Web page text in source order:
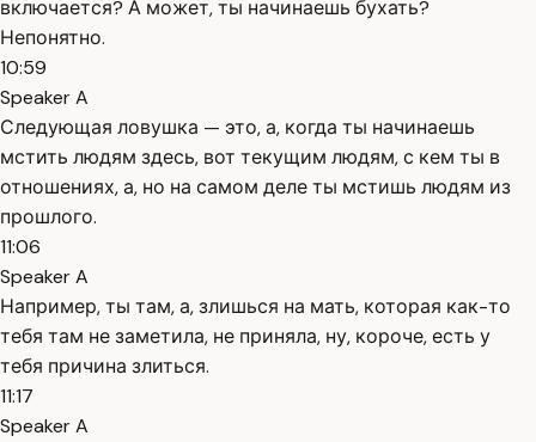
включается? А может, ты начинаешь бухать?
Непонятно.
10:59
Speaker A
Следующая ловушка — это, а, когда ты начинаешь
мстить людям здесь, вот текущим людям, с кем ты в
отношениях, а, но на самом деле ты мстишь людям из
прошлого.
11:06
Speaker A
Например, ты там, а, злишься на мать, которая как-то
тебя там не заметила, не приняла, ну, короче, есть у
тебя причина злиться.
11:17
Speaker A